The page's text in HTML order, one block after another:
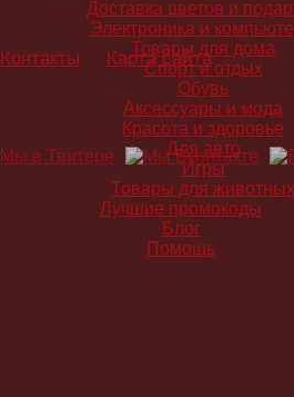
Доставка цветов и
Электроника и
Товары для дома
Спорт и отдых
Обувь
Аксессуары и мода
Красота и здоровье
Для авто
Игры
Товары для животных
Лучшие промокоды
Блог
Помощь
Контакты Карта сайта